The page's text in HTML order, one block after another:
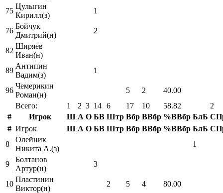
Всего: 1 2 3 14 6 17 10 58.82
2
#
Игрок Ш А О БВ Штр Вбр ВВбр %ВВбр БлБ
75
Цулыгин
Кирилл(з)
1
76
Бойчук
Дмитрий(н)
2
82
Ширяев
Иван(н)
89
Антипин
Вадим(з)
1
96
Чемерикин
Роман(н)
5 2 40.00
# Игрок Ш А О БВ Штр Вбр ВВбр %ВВбр БлБ
8
Олейник
Никита А.(з)
1
9
Болтанов
Артур(н)
3
10
Пластинин
Виктор(н)
2 5 4 80.00